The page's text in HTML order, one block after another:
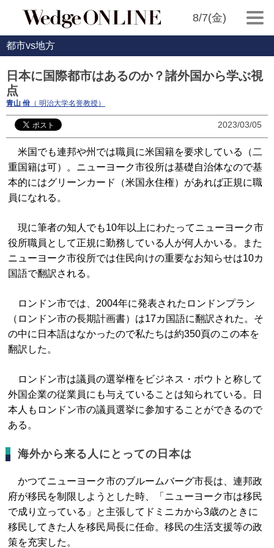
8/7(金)
都市vs地方
日本に国際都市はあるのか？諸外国から学ぶ視
点
青山 佾 （ 明治大学名誉教授）
2023/03/05
米国でも連邦や州では職員に米国籍を要求している（二
重国籍は可）。ニューヨーク市役所は基礎自治体なので基
本的にはグリーンカード（米国永住権）があれば正規に職
員になれる。
現に筆者の知人でも10年以上にわたってニューヨーク市
役所職員として正規に勤務している人が何人かいる。また
ニューヨーク市役所では住民向けの重要なお知らせは10カ
国語で翻訳される。
ロンドン市では、2004年に発表されたロンドンプラン
（ロンドン市の長期計画書）は17カ国語に翻訳された。そ
の中に日本語はなかったので私たちは約350頁のこの本を
翻訳した。
ロンドン市は議員の選挙権をビジネス・ボウトと称して
外国企業の従業員にも与えていることは知られている。日
本人もロンドン市の議員選挙に参加することができるので
ある。
海外から来る人にとっての日本は
かつてニューヨーク市のブルームバーグ市長は、連邦政
府が移民を制限しようとした時、「ニューヨーク市は移民
で成り立っている」と主張してドミニカから3歳のときに
移民してきた人を移民局長に任命。移民の生活支援等の政
策を充実した。